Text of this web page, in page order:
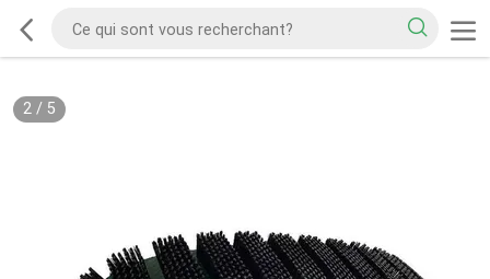
2/ 5